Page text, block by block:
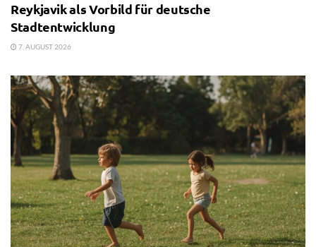
Reykjavik als Vorbild für deutsche
Stadtentwicklung
7. AUGUST 2026